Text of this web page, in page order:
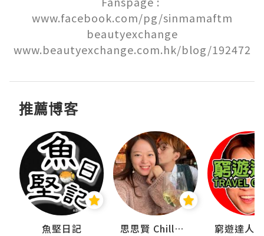
www.facebook.com/pg/sinmamaftm
beautyexchange
www.beautyexchange.com.hk/blog/192472
推薦博客
魚堅日記 思思賢 ChillMyBabe